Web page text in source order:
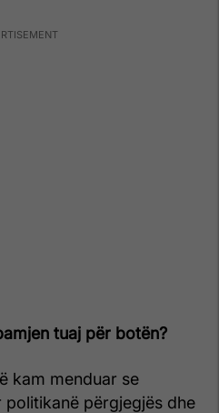
tuaj për botën?
kam menduar se
përgjegjës dhe